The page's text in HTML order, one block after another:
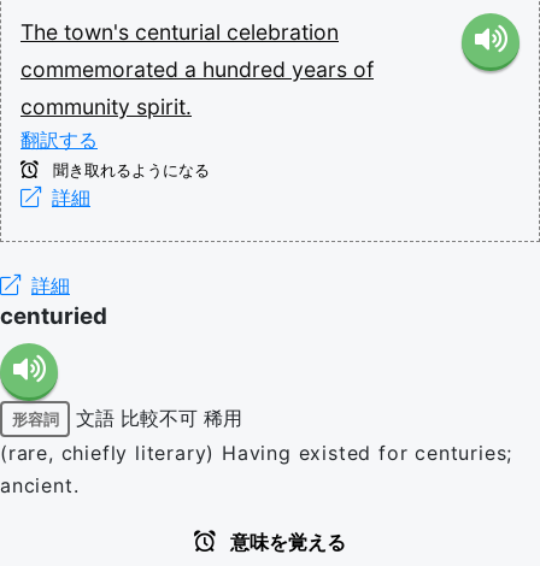
The town's centurial celebration
commemorated a hundred years of
community spirit.
翻訳する
聞き取れるようになる
詳細
詳細
centuried
形容詞 文語 比較不可 稀用
(rare, chiefly literary) Having existed for centuries;
ancient.
意味を覚える